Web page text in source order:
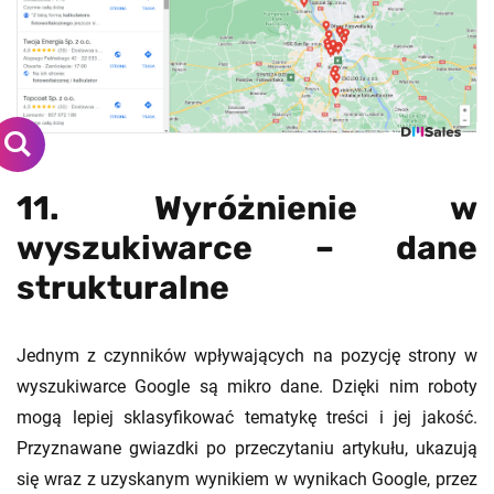
11. Wyróżnienie w
wyszukiwarce – dane
strukturalne
Jednym z czynników wpływających na pozycję strony w
wyszukiwarce Google są mikro dane. Dzięki nim roboty
mogą lepiej sklasyfikować tematykę treści i jej jakość.
Przyznawane gwiazdki po przeczytaniu artykułu, ukazują
się wraz z uzyskanym wynikiem w wynikach Google, przez